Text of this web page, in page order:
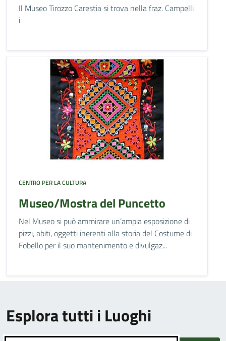
Il Museo Tirozzo Carestia si trova nella fraz. Campelli
i
CENTRO PER LA CULTURA
Museo/Mostra del Puncetto
Nel Museo si può ammirare un’ampia esposizione di
pizzi, abiti, oggetti inerenti alla storia del Costume di
Fobello per il suo mantenimento e divulgaz...
Esplora tutti i Luoghi